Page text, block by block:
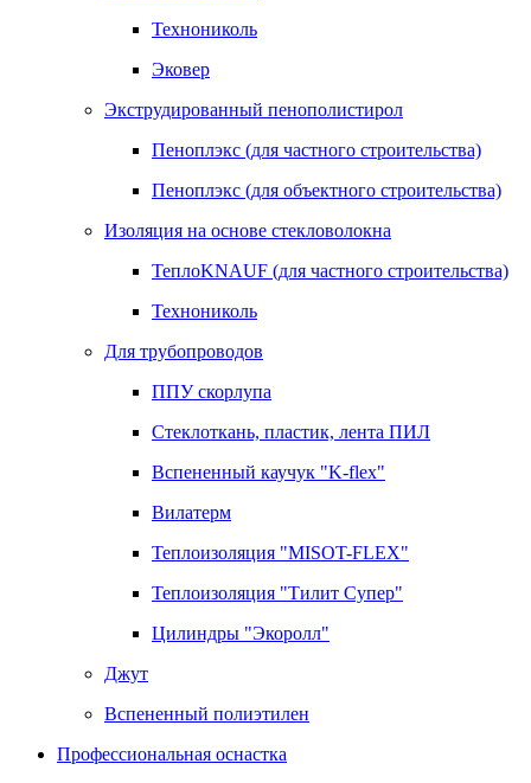
Технониколь
Эковер
Экструдированный пенополистирол
Пеноплэкс (для частного строительства)
Пеноплэкс (для объектного строительства)
Изоляция на основе стекловолокна
ТеплоKNAUF (для частного строительства)
Технониколь
Для трубопроводов
ППУ скорлупа
Стеклоткань, пластик, лента ПИЛ
Вспененный каучук "K-flex"
Вилатерм
Теплоизоляция "MISOT-FLEX"
Теплоизоляция "Тилит Супер"
Цилиндры "Экоролл"
Джут
Вспененный полиэтилен
Профессиональная оснастка